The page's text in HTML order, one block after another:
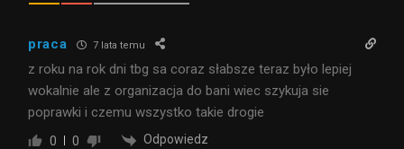
praca 7 lata temu
z roku na rok dni tbg sa coraz słabsze teraz było lepiej
wokalnie ale z organizacja do bani wiec szykuja sie
poprawki i czemu wszystko takie drogie
0 0 Odpowiedz